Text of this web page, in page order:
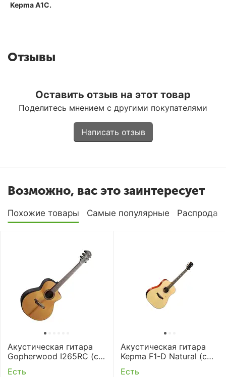
Kepma A1C.
Отзывы
Оставить отзыв на этот товар
Поделитесь мнением с другими покупателями
Написать отзыв
Возможно, вас это заинтересует
Похожие товары Самые популярные
Акустическая гитара
Gopherwood I265RC (с
чехлом)
Есть
Акустическая гитара
Kepma F1-D Natural (с
чехлом)
Есть